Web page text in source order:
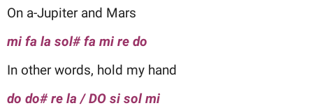
On a-Jupiter and Mars
mi fa la sol# fa mi re do
In other words, hold my hand
do do# re la / DO si sol mi